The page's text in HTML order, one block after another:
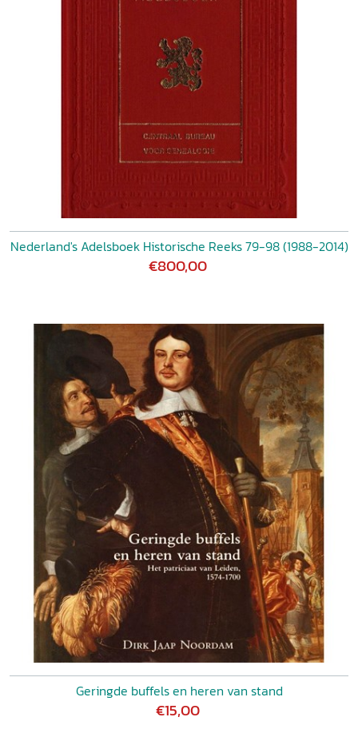
Nederland's Adelsboek Historische Reeks 79-98 (1988-2014)
€800,00
Geringde buffels en heren van stand
€15,00